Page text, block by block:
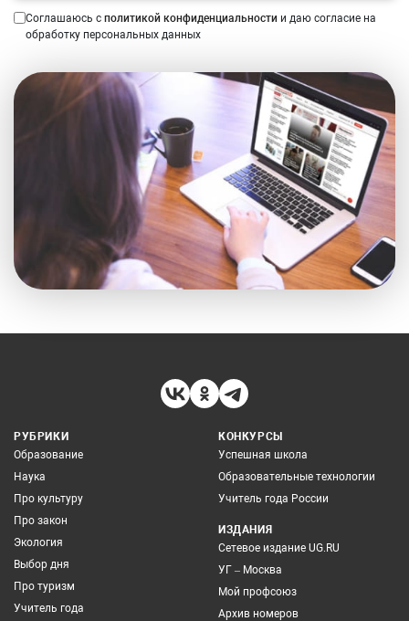
Соглашаюсь с политикой конфиденциальности и даю согласие на
обработку персональных данных
РУБРИКИ
Образование
Наука
Про культуру
Про закон
Экология
Выбор дня
Про туризм
Учитель года
КОНКУРСЫ
Успешная школа
Образовательные технологии
Учитель года России
ИЗДАНИЯ
Сетевое издание UG.RU
УГ – Москва
Мой профсоюз
Архив номеров